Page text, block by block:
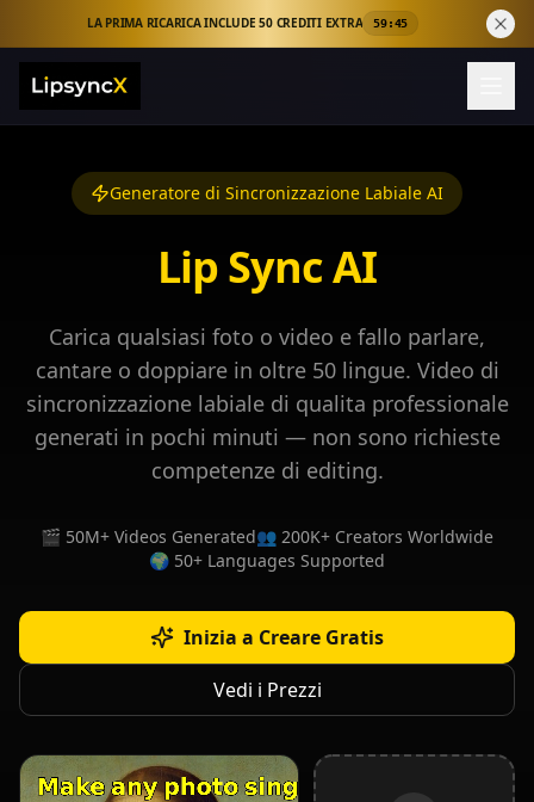
LA PRIMA RICARICA INCLUDE 50 CREDITI EXTRA 59:43
Generatore di Sincronizzazione Labiale AI
Lip Sync AI
Carica qualsiasi foto o video e fallo parlare,
cantare o doppiare in oltre 50 lingue. Video di
sincronizzazione labiale di qualita professionale
generati in pochi minuti — non sono richieste
competenze di editing.
🎬 50M+ Videos Generated👥 200K+ Creators Worldwide
🌍 50+ Languages Supported
Inizia a Creare Gratis
Vedi i Prezzi